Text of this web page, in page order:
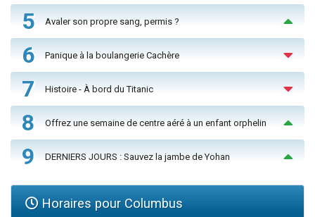
5 Avaler son propre sang, permis ?
6 Panique à la boulangerie Cachère
7 Histoire - À bord du Titanic
8 Offrez une semaine de centre aéré à un enfant orphelin
9 DERNIERS JOURS : Sauvez la jambe de Yohan
Horaires pour Columbus